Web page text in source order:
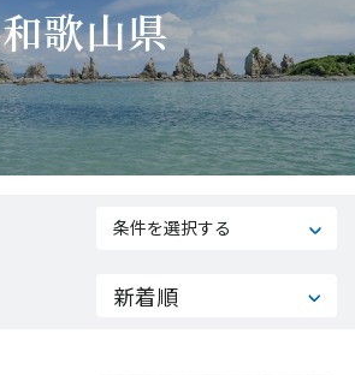
和歌山県
条件を選択する